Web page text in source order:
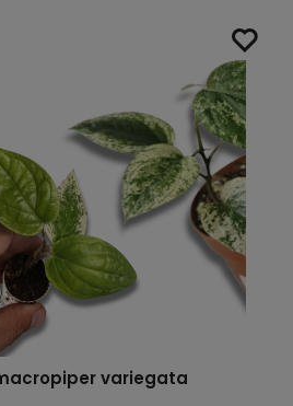
variegata